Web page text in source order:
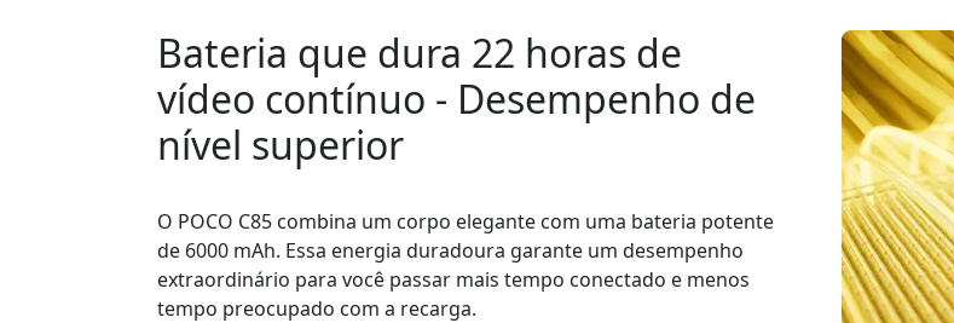
Bateria que dura 22 horas de
vídeo contínuo - Desempenho de
nível superior
O POCO C85 combina um corpo elegante com uma bateria potente
de 6000 mAh. Essa energia duradoura garante um desempenho
extraordinário para você passar mais tempo conectado e menos
tempo preocupado com a recarga.